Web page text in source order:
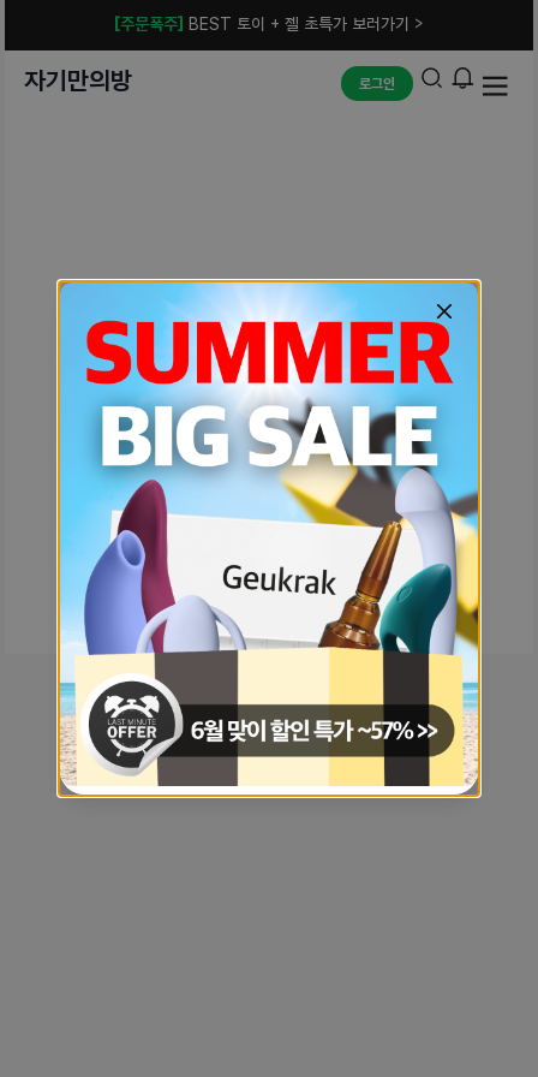
[주문폭주] BEST 토이 + 젤 초특가 보러가기 >
자기만의방 로그인
예상치 못한 에러입니다.